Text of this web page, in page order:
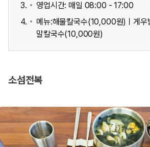
영업시간: 매일 08:00 - 17:00
메뉴:해물칼국수(10,000원)ㅣ게
말칼국수(10,000원)
소섬전복